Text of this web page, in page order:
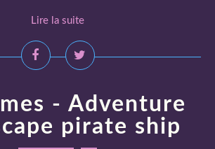
Lire la suite
- Adventure
pirate ship